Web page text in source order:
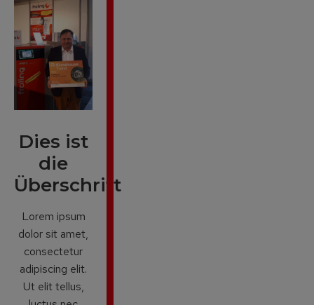
Dies ist
die
Überschrift
Lorem ipsum
dolor sit amet,
consectetur
adipiscing elit.
Ut elit tellus,